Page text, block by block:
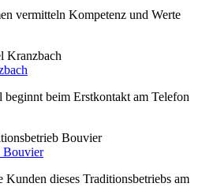
vermitteln Kompetenz und Werte
Kranzbach
beginnt beim Erstkontakt am Telefon
Bouvier
dieses Traditionsbetriebs am